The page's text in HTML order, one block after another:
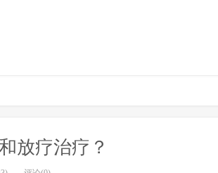
放疗治疗？